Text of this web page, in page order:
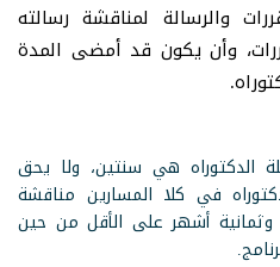
والرسالة لمناقشة رسالته
من (10) مقررات، وأن يكون قد أمضى المدة
الدكتوراه هي سنتين، ولا يحق
في كلا المسارين مناقشة
أشهر على الأقل من حين